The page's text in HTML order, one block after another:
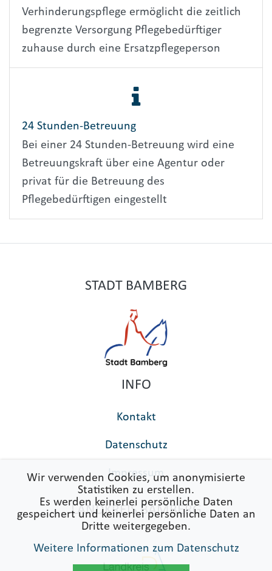
Wir verwenden Cookies, um anonymisierte
Statistiken zu erstellen.
Es werden keinerlei persönliche Daten
gespeichert und keinerlei persönliche Daten an
Dritte weitergegeben.
Weitere Informationen zum Datenschutz
Verhinderungspflege ermöglicht die zeitlich
begrenzte Versorgung Pflegebedürftiger
zuhause durch eine Ersatzpflegeperson
24 Stunden-Betreuung
Bei einer 24 Stunden-Betreuung wird eine
Betreuungskraft über eine Agentur oder
privat für die Betreuung des
Pflegebedürftigen eingestellt
STADT BAMBERG
INFO
Kontakt
Datenschutz
Impressum
LANDKREIS BAMBERG